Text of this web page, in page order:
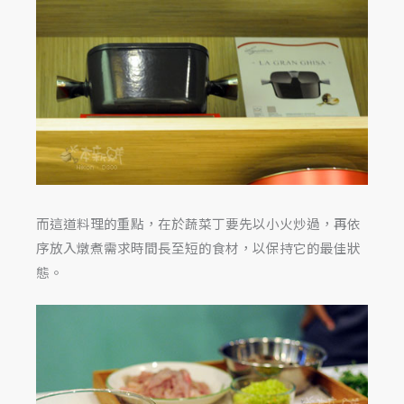
而這道料理的重點，在於蔬菜丁要先以小火炒過，再依
序放入燉煮需求時間長至短的食材，以保持它的最佳狀
態。